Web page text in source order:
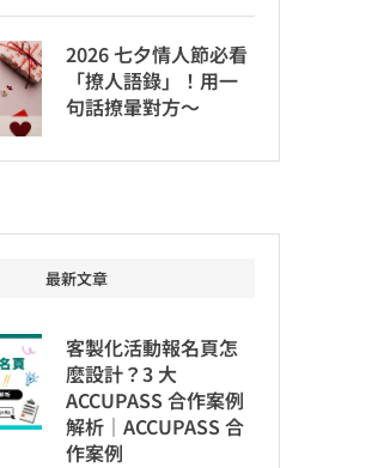
2026 七夕情人節必看
「撩人語錄」！用一
句話撩暈對方～
最新文章
客製化活動報名頁怎
麼設計？3 大
ACCUPASS 合作案例
解析｜ACCUPASS 合
作案例